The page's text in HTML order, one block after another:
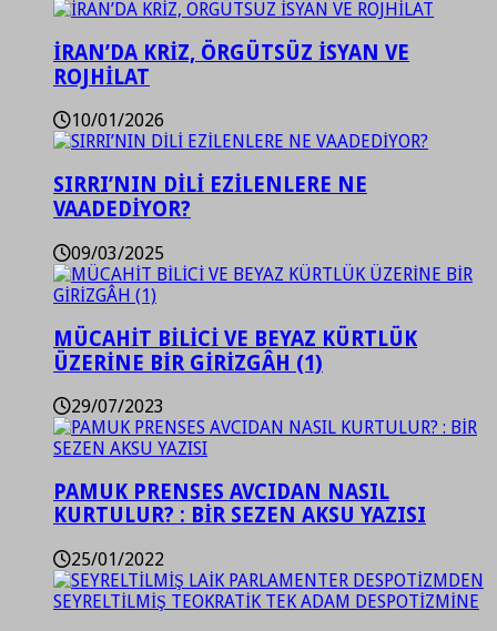
İRAN’DA KRİZ, ÖRGÜTSÜZ İSYAN VE
ROJHİLAT
10/01/2026
SIRRI’NIN DİLİ EZİLENLERE NE
VAADEDİYOR?
09/03/2025
MÜCAHİT BİLİCİ VE BEYAZ KÜRTLÜK
ÜZERİNE BİR GİRİZGÂH (1)
29/07/2023
PAMUK PRENSES AVCIDAN NASIL
KURTULUR? : BİR SEZEN AKSU YAZISI
25/01/2022